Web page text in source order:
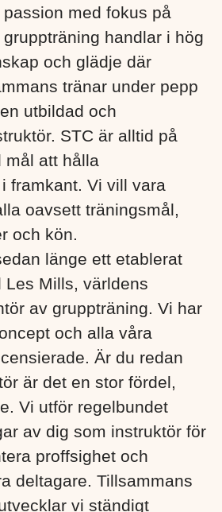
med fokus på
handlar i hög
och glädje där
tränar under pepp
utbildad och
STC är alltid på
mål att hålla
framkant. Vi vill vara
oavsett träningsmål,
och kön.
länge ett etablerat
Les Mills, världens
av gruppträning. Vi har
och alla våra
Är du redan
är det en stor fördel,
Vi utför regelbundet
av dig som instruktör för
proffsighet och
deltagare. Tillsammans
vi ständigt